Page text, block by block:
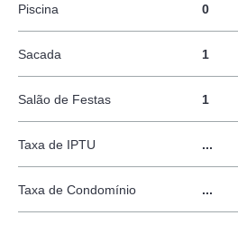
Piscina 0
Sacada 1
Salão de Festas 1
Taxa de IPTU ...
Taxa de Condomínio ...